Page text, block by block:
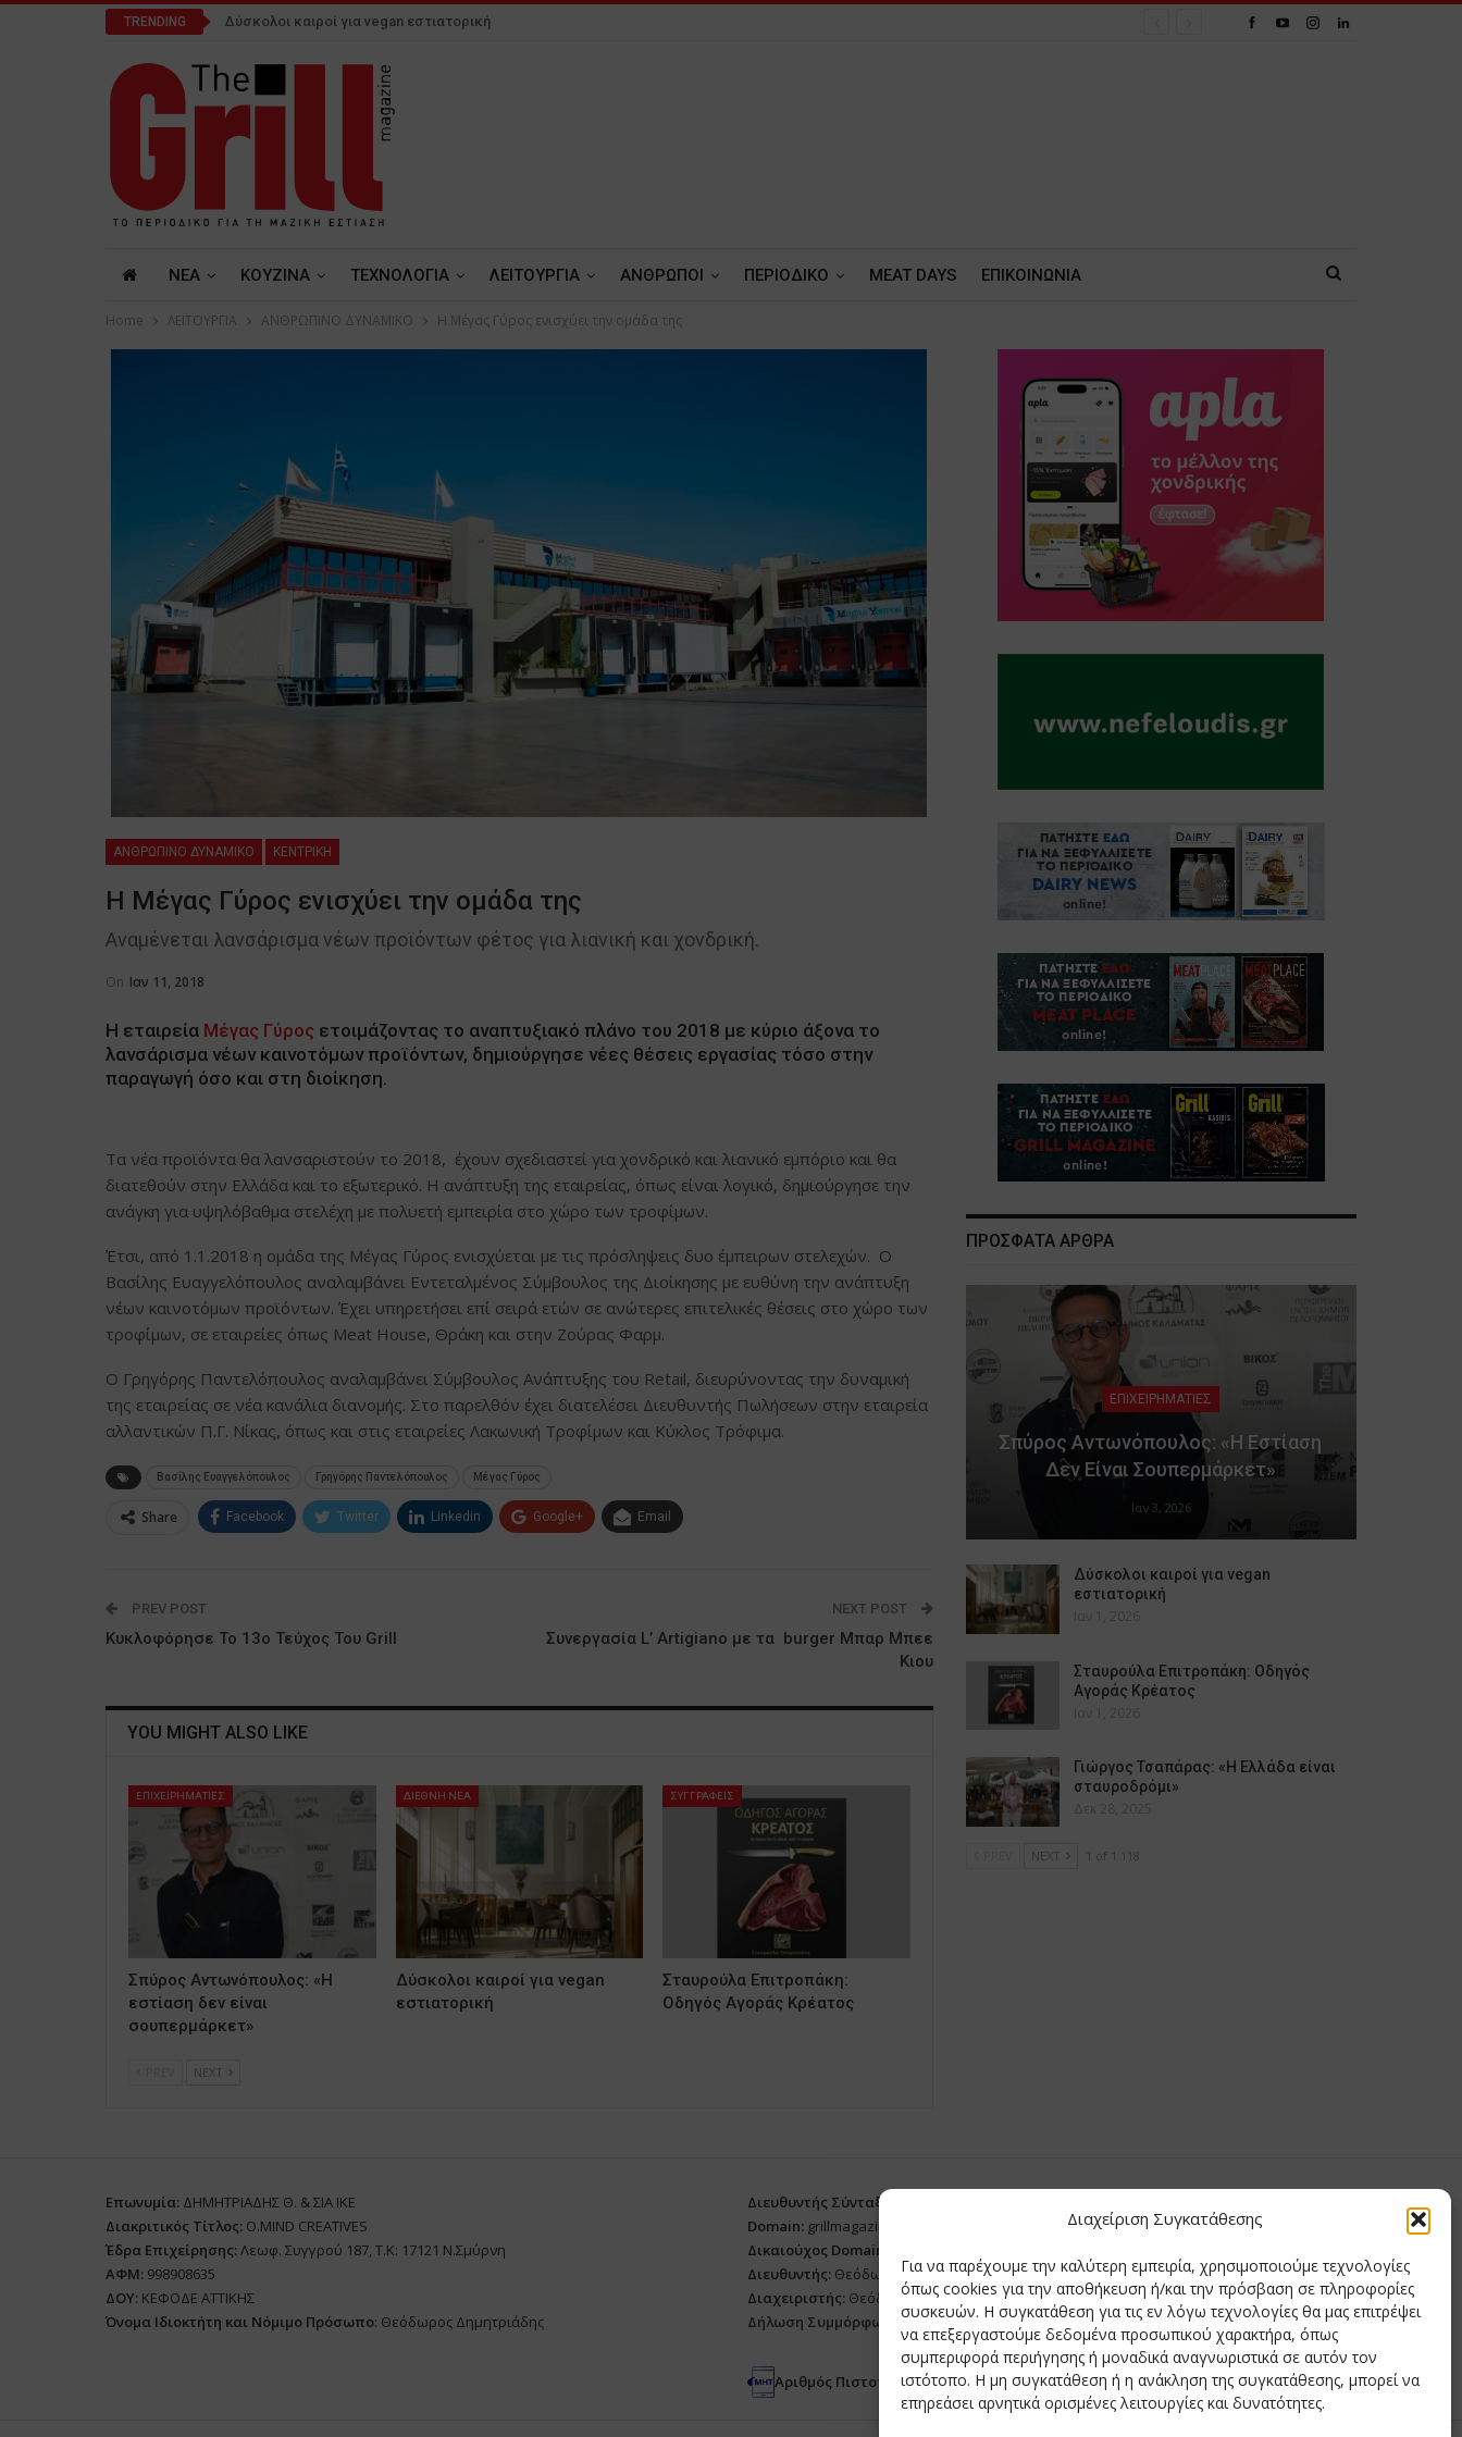
Διαχείριση Συγκατάθεσης
Για να παρέχουμε την καλύτερη εμπειρία, χρησιμοποιούμε τεχνολογίες
όπως cookies για την αποθήκευση ή/και την πρόσβαση σε πληροφορίες
συσκευών. Η συγκατάθεση για τις εν λόγω τεχνολογίες θα μας επιτρέψει
να επεξεργαστούμε δεδομένα προσωπικού χαρακτήρα, όπως
συμπεριφορά περιήγησης ή μοναδικά αναγνωριστικά σε αυτόν τον
ιστότοπο. Η μη συγκατάθεση ή η ανάκληση της συγκατάθεσης, μπορεί να
επηρεάσει αρνητικά ορισμένες λειτουργίες και δυνατότητες.
TRENDING Δύσκολοι καιροί για vegan εστιατορική
NEA ΚΟΥΖΙΝΑ ΤΕΧΝΟΛΟΓΙΑ ΛΕΙΤΟΥΡΓΙΑ ΑΝΘΡΩΠΟΙ ΠΕΡΙΟΔΙΚΟ MEAT DAYS ΕΠΙΚΟΙΝΩΝΙΑ
Home ΛΕΙΤΟΥΡΓΙΑ ΑΝΘΡΩΠΙΝΟ ΔΥΝΑΜΙΚΟ Η Μέγας Γύρος ενισχύει την ομάδα της
ΑΝΘΡΩΠΙΝΟ ΔΥΝΑΜΙΚΟ ΚΕΝΤΡΙΚΗ
Η Μέγας Γύρος ενισχύει την ομάδα της
Αναμένεται λανσάρισμα νέων προϊόντων φέτος για λιανική και χονδρική.
On Ιαν 11, 2018
Η εταιρεία Μέγας Γύρος ετοιμάζοντας το αναπτυξιακό πλάνο του 2018 με κύριο άξονα το
λανσάρισμα νέων καινοτόμων προϊόντων, δημιούργησε νέες θέσεις εργασίας τόσο στην
παραγωγή όσο και στη διοίκηση.
Τα νέα προϊόντα θα λανσαριστούν το 2018, έχουν σχεδιαστεί για χονδρικό και λιανικό εμπόριο και θα
διατεθούν στην Ελλάδα και το εξωτερικό. Η ανάπτυξη της εταιρείας, όπως είναι λογικό, δημιούργησε την
ανάγκη για υψηλόβαθμα στελέχη με πολυετή εμπειρία στο χώρο των τροφίμων.
Έτσι, από 1.1.2018 η ομάδα της Μέγας Γύρος ενισχύεται με τις πρόσληψεις δυο έμπειρων στελεχών. Ο
Βασίλης Ευαγγελόπουλος αναλαμβάνει Εντεταλμένος Σύμβουλος της Διοίκησης με ευθύνη την ανάπτυξη
νέων καινοτόμων προϊόντων. Έχει υπηρετήσει επί σειρά ετών σε ανώτερες επιτελικές θέσεις στο χώρο των
τροφίμων, σε εταιρείες όπως Meat House, Θράκη και στην Ζούρας Φαρμ.
Ο Γρηγόρης Παντελόπουλος αναλαμβάνει Σύμβουλος Ανάπτυξης του Retail, διευρύνοντας την δυναμική
της εταιρείας σε νέα κανάλια διανομής. Στο παρελθόν έχει διατελέσει Διευθυντής Πωλήσεων στην εταιρεία
αλλαντικών Π.Γ. Νίκας, όπως και στις εταιρείες Λακωνική Τροφίμων και Κύκλος Τρόφιμα.
Βασίλης Ευαγγελόπουλος Γρηγόρης Παντελόπουλος Μέγας Γύρος
Share Facebook Twitter Linkedin Google+ Email
PREV POST
Κυκλοφόρησε Το 13ο Τεύχος Του Grill
NEXT POST
Συνεργασία L’ Artigiano με τα burger Μπαρ Μπεε
Κιου
YOU MIGHT ALSO LIKE
ΕΠΙΧΕΙΡΗΜΑΤΙΕΣ
Σπύρος Αντωνόπουλος: «Η
εστίαση δεν είναι
σουπερμάρκετ»
ΔΙΕΘΝΗ ΝΕΑ
Δύσκολοι καιροί για vegan
εστιατορική
ΣΥΓΓΡΑΦΕΙΣ
Σταυρούλα Επιτροπάκη:
Οδηγός Αγοράς Κρέατος
NEXT
ΠΡΟΣΦΑΤΑ ΑΡΘΡΑ
ΕΠΙΧΕΙΡΗΜΑΤΙΕΣ
Σπύρος Αντωνόπουλος: «Η Εστίαση
Δεν Είναι Σουπερμάρκετ»
Ιαν 3, 2026
Δύσκολοι καιροί για vegan
εστιατορική
Ιαν 1, 2026
Σταυρούλα Επιτροπάκη: Οδηγός
Αγοράς Κρέατος
Ιαν 1, 2026
Γιώργος Τσαπάρας: «Η Ελλάδα είναι
σταυροδρόμι»
Δεκ 28, 2025
NEXT 1 of 1.118
Επωνυμία: ΔΗΜΗΤΡΙΑΔΗΣ Θ. & ΣΙΑ ΙΚΕ
Διακριτικός Τίτλος: O.MIND CREATIVES
Έδρα Επιχείρησης:Λεωφ. Συγγρού 187, Τ.Κ: 17121 Ν.Σμύρνη
ΑΦΜ: 998908635
ΔΟΥ: ΚΕΦΟΔΕ ΑΤΤΙΚΗΣ
Όνομα Ιδιοκτήτη και Νόμιμο Πρόσωπο: Θεόδωρος Δημητριάδης
Διευθυντής Σύνταξης:
Domain: grillmagazine.gr
Δικαιούχος Domain:
Διευθυντής: Θεόδωρος Δημητριάδης
Διαχειριστής: Θεόδωρος Δημητριάδης
Δήλωση Συμμόρφωσης
Αριθμός Πιστοποίησης Μ.Η.Τ.: 242276